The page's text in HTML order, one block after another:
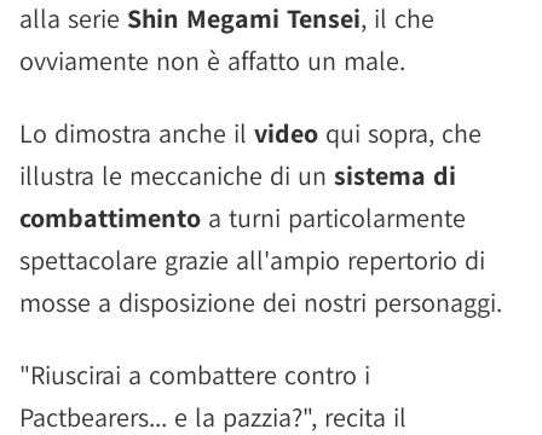
alla serie Shin Megami Tensei, il che
ovviamente non è affatto un male.
Lo dimostra anche il video qui sopra, che
illustra le meccaniche di un sistema di
combattimento a turni particolarmente
spettacolare grazie all'ampio repertorio di
mosse a disposizione dei nostri personaggi.
"Riuscirai a combattere contro i
Pactbearers... e la pazzia?", recita il